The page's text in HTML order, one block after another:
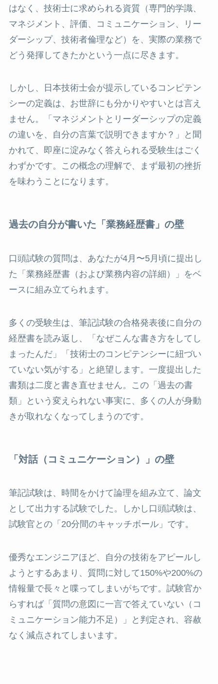
はなく、技術士に求められる資質（専門的学識、
マネジメント、評価、コミュニケーション、リー
ダーシップ、技術者倫理など）を、実際の業務で
どう発揮してきたかという一点に尽きます。
しかし、日本技術士会が提示しているコンピテン
シーの定義は、お世辞にも分かりやすいとは言え
ません。「マネジメントとリーダーシップの定義
の違いを、自分の言葉で説明できますか？」と聞
かれて、即座に淀みなく答えられる受験生はごく
わずかです。この概念の理解で、まず最初の挫折
を味わうことになります。
過去の自分が書いた「業務経歴書」の壁
口頭試験の質問は、あなたが4月〜5月頃に提出し
た「業務経歴書（および業務内容の詳細）」をベ
ースに組み立てられます。
多くの受験生は、筆記試験の合格発表後に自分の
経歴書を読み返し、「なぜこんな書き方をしてし
まったんだ」「技術士のコンピテンシーに紐づい
ていない気がする」と絶望します。一度提出した
書類は二度と書き直せません。この「過去の書
類」という変えられない事実に、多くの人が身動
きが取れなくなってしまうのです。
「対話（コミュニケーション）」の壁
筆記試験は、時間をかけて論理を組み立て、論文
として出力する試験でした。しかし口頭試験は、
試験官との「20分間のキャッチボール」です。
優秀なエンジニアほど、自分の技術をアピールし
ようとするあまり、質問に対して150%や200%の
情報量で長々と喋ってしまいがちです。試験官か
らすれば「質問の意図に一言で答えていない（コ
ミュニケーション能力不足）」と判定され、容赦
なく減点されてしまいます。